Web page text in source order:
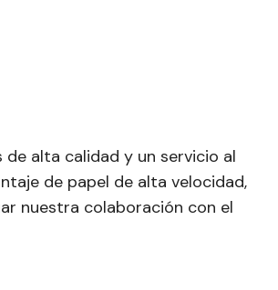
alta calidad y un servicio al
de papel de alta velocidad,
nuestra colaboración con el